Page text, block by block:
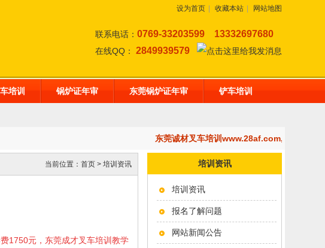
设为首页 收藏本站 网站地图
联系电话： 0769-33203599 13332697680
在线QQ： 2849939579
培训 锅炉证年审 东莞锅炉证年审 铲车培训
东莞诚材叉车培训www.28af.com,开设：东
培训资讯
培训资讯
报名了解问题
网站新闻公告
当前位置： 首页 > 培训资讯
1750元，东莞成才叉车培训教学